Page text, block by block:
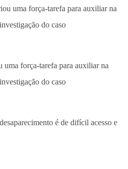
força-tarefa para auxiliar na
do caso